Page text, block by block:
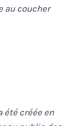
au coucher
été créée en